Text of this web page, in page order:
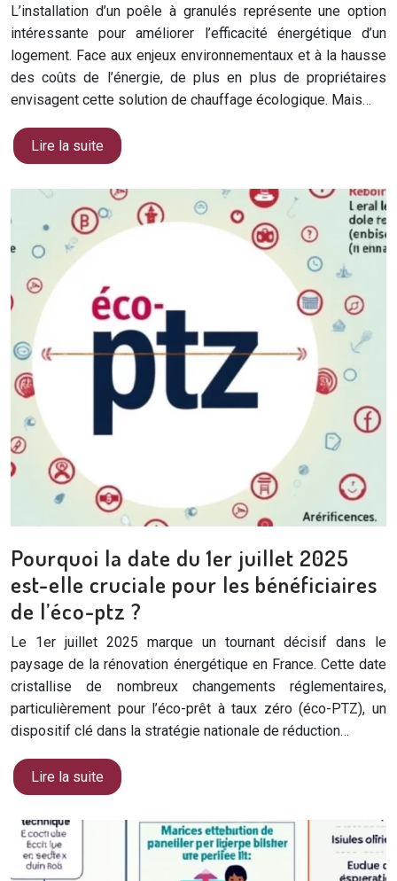
L’installation d’un poêle à granulés représente une option
intéressante pour améliorer l’efficacité énergétique d’un
logement. Face aux enjeux environnementaux et à la hausse
des coûts de l’énergie, de plus en plus de propriétaires
envisagent cette solution de chauffage écologique. Mais…
Lire la suite
Pourquoi la date du 1er juillet 2025
est-elle cruciale pour les bénéficiaires
de l’éco-ptz ?
Le 1er juillet 2025 marque un tournant décisif dans le
paysage de la rénovation énergétique en France. Cette date
cristallise de nombreux changements réglementaires,
particulièrement pour l’éco-prêt à taux zéro (éco-PTZ), un
dispositif clé dans la stratégie nationale de réduction…
Lire la suite